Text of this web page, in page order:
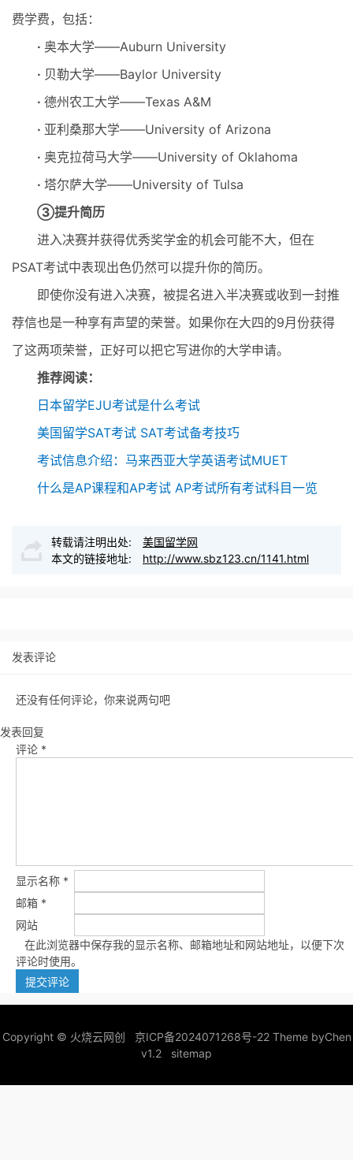
费学费，包括：
· 奥本大学——Auburn University
· 贝勒大学——Baylor University
· 德州农工大学——Texas A&M
· 亚利桑那大学——University of Arizona
· 奥克拉荷马大学——University of Oklahoma
· 塔尔萨大学——University of Tulsa
③提升简历
进入决赛并获得优秀奖学金的机会可能不大，但在
PSAT考试中表现出色仍然可以提升你的简历。
即使你没有进入决赛，被提名进入半决赛或收到一封推
荐信也是一种享有声望的荣誉。如果你在大四的9月份获得
了这两项荣誉，正好可以把它写进你的大学申请。
推荐阅读：
日本留学EJU考试是什么考试
美国留学SAT考试 SAT考试备考技巧
考试信息介绍：马来西亚大学英语考试MUET
什么是AP课程和AP考试 AP考试所有考试科目一览
转载请注明出处:
美国留学网
本文的链接地址:
http://www.sbz123.cn/1141.html
发表评论
还没有任何评论，你来说两句吧
发表回复
评论 *
显示名称 *
邮箱 *
网站
在此浏览器中保存我的显示名称、邮箱地址和网站地址，以便下次
评论时使用。
Copyright © 火烧云网创 京ICP备2024071268号-22Theme byChen
v1.2
sitemap